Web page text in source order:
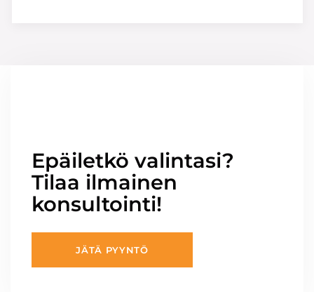
Epäiletkö valintasi?
Tilaa ilmainen
konsultointi!
JÄTÄ PYYNTÖ